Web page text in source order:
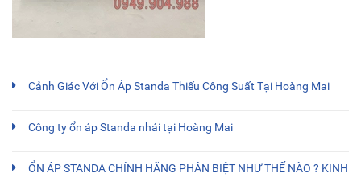
Cảnh Giác Với Ổn Áp Standa Thiếu Công Suất Tại Hoàng Mai
Công ty ổn áp Standa nhái tại Hoàng Mai
ỔN ÁP STANDA CHÍNH HÃNG PHÂN BIỆT NHƯ THẾ NÀO ? KINH